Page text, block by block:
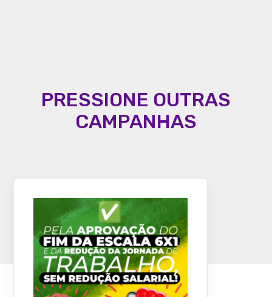
PRESSIONE OUTRAS
CAMPANHAS